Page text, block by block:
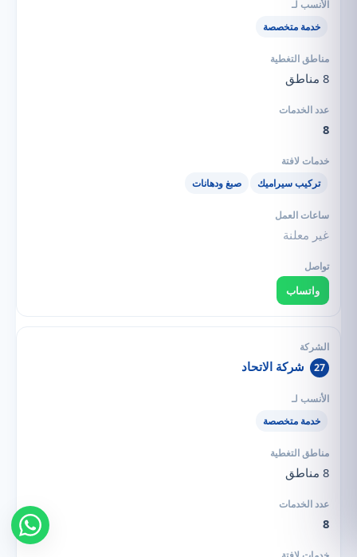
خدمة متخصصة
8 مناطق
8
تركيب سيراميك صبغ ودهانات
غير معلنة
واتساب
27 شركة الاتحاد
خدمة متخصصة
8 مناطق
8